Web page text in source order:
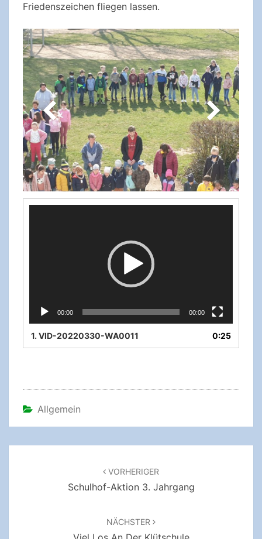
Friedenszeichen fliegen lassen.
00:00 00:00
1. VID-20220330-WA0011 0:25
Allgemein
VORHERIGER
Schulhof-Aktion 3. Jahrgang
NÄCHSTER